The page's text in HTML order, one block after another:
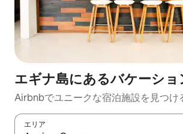
エギナ島にあるバケーシ
Airbnbでユニークな宿泊施設を見つけ
エリア